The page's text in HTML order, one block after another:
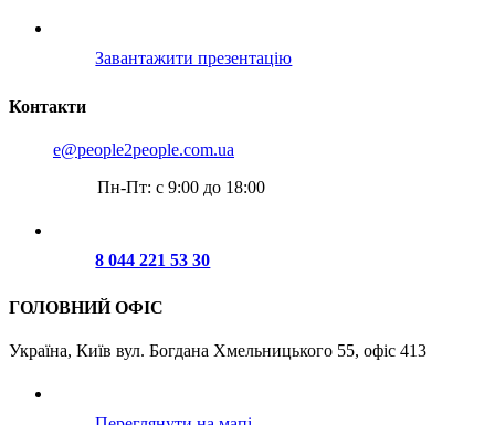
Завантажити презентацію
Контакти
e@people2people.com.ua
Пн-Пт: с 9:00 до 18:00
8 044 221 53 30
ГОЛОВНИЙ ОФІС
Україна, Київ вул. Богдана Хмельницького 55, офіс 413